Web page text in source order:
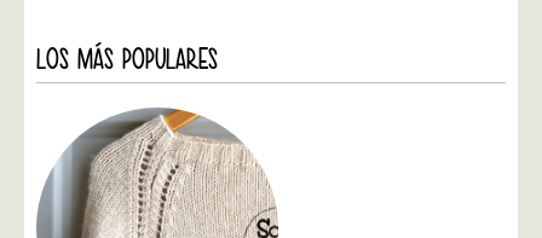
LOS MÁS POPULARES